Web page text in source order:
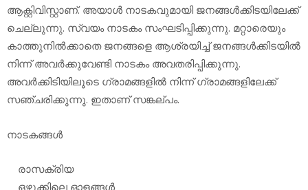
ആക്റ്റിവിസ്റ്റാണ്. അയാള്‍ നാടകവുമായി ജനങ്ങള്‍ക്കിടയിലേക്ക്
ചെല്ലുന്നു. സ്വയം നാടകം സംഘടിപ്പിക്കുന്നു. മറ്റാരെയും
കാത്തുനില്‍ക്കാതെ ജനങ്ങളെ ആശ്രയിച്ച് ജനങ്ങള്‍ക്കിടയില്‍
നിന്ന് അവര്‍ക്കുവേണ്ടി നാടകം അവതരിപ്പിക്കുന്നു.
അവര്‍ക്കിടിയിലൂടെ ഗ്രാമങ്ങളില്‍ നിന്ന് ഗ്രാമങ്ങളിലേക്ക്
സഞ്ചരിക്കുന്നു. ഇതാണ് സങ്കല്പം.
നാടകങ്ങള്‍
രാസക്രിയ
ഒഴുക്കിലെ ഓളങ്ങള്‍